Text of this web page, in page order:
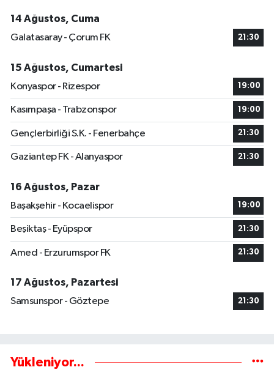
14 Ağustos, Cuma
Galatasaray - Çorum FK
21:30
15 Ağustos, Cumartesi
Konyaspor - Rizespor
19:00
Kasımpaşa - Trabzonspor 19:00
Gençlerbirliği S.K. - Fenerbahçe 21:30
Gaziantep FK - Alanyaspor 21:30
16 Ağustos, Pazar
Başakşehir - Kocaelispor
19:00
Beşiktaş - Eyüpspor 21:30
Amed - Erzurumspor FK 21:30
17 Ağustos, Pazartesi
Samsunspor - Göztepe
21:30
Yükleniyor...